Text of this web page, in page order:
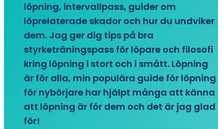
löpning, intervallpass, guider om
löprelaterade skador och hur du undviker
dem. Jag ger dig tips på bra
styrketräningspass för löpare och filosofi
kring löpning i stort och i smått. Löpning
är för alla, min populära guide för löpning
för nybörjare har hjälpt många att känna
att löpning är för dem och det är jag glad
för!